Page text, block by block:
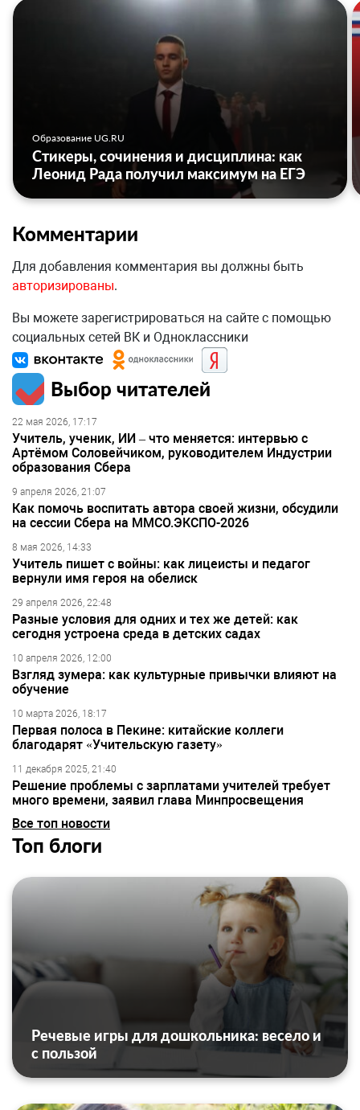
Образование UG.RU
Стикеры, сочинения и дисциплина: как
Леонид Рада получил максимум на ЕГЭ
Комментарии
Для добавления комментария вы должны быть
авторизированы.
Вы можете зарегистрироваться на сайте с помощью
социальных сетей ВК и Одноклассники
Выбор читателей
22 мая 2026, 17:17
Учитель, ученик, ИИ – что меняется: интервью с
Артёмом Соловейчиком, руководителем Индустрии
образования Сбера
9 апреля 2026, 21:07
Как помочь воспитать автора своей жизни, обсудили
на сессии Сбера на ММСО.ЭКСПО-2026
8 мая 2026, 14:33
Учитель пишет с войны: как лицеисты и педагог
вернули имя героя на обелиск
29 апреля 2026, 22:48
Разные условия для одних и тех же детей: как
сегодня устроена среда в детских садах
10 апреля 2026, 12:00
Взгляд зумера: как культурные привычки влияют на
обучение
10 марта 2026, 18:17
Первая полоса в Пекине: китайские коллеги
благодарят «Учительскую газету»
11 декабря 2025, 21:40
Решение проблемы с зарплатами учителей требует
много времени, заявил глава Минпросвещения
Все топ новости
Топ блоги
Речевые игры для дошкольника: весело и
с пользой